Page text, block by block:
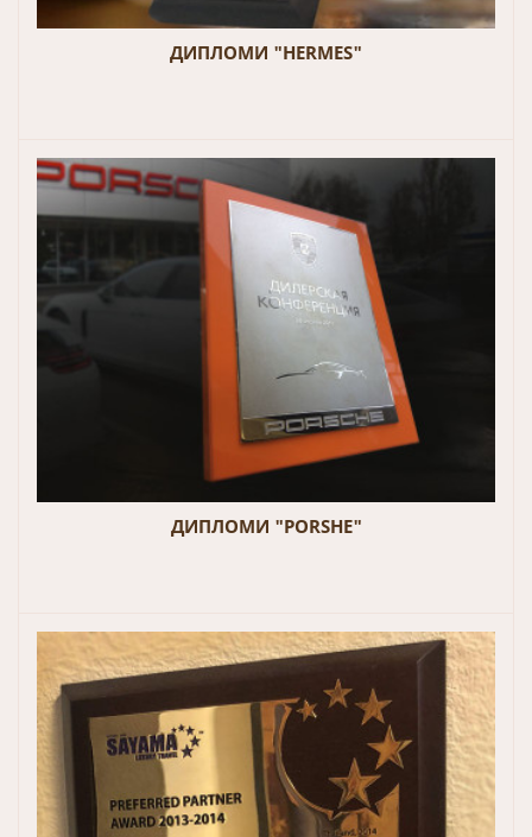
ДИПЛОМИ "HERMES"
ДИПЛОМИ "PORSHE"